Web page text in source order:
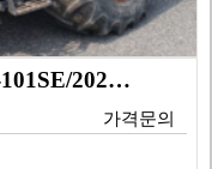
202…
가격문의